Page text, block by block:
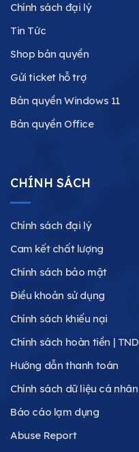
Chính sách đại lý
Tin Tức
Shop bản quyền
Gửi ticket hỗ trợ
Bản quyền Windows 11
Bản quyền Office
CHÍNH SÁCH
Chính sách đại lý
Cam kết chất lượng
Chính sách bảo mật
Điều khoản sử dụng
Chính sách khiếu nại
Chính sách hoàn tiền | TND
Hướng dẫn thanh toán
Chính sách dữ liệu cá nhân
Báo cáo lạm dụng
Abuse Report